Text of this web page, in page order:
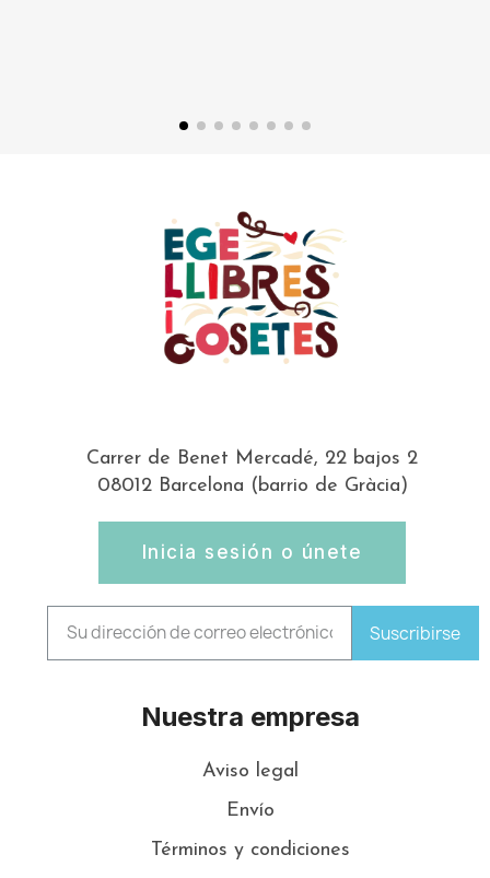
Carrer de Benet Mercadé, 22 bajos 2
08012 Barcelona (barrio de Gràcia)
Inicia sesión o únete
Suscribirse
Nuestra empresa
Aviso legal
Envío
Términos y condiciones